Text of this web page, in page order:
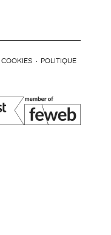
COOKIES · POLITIQUE